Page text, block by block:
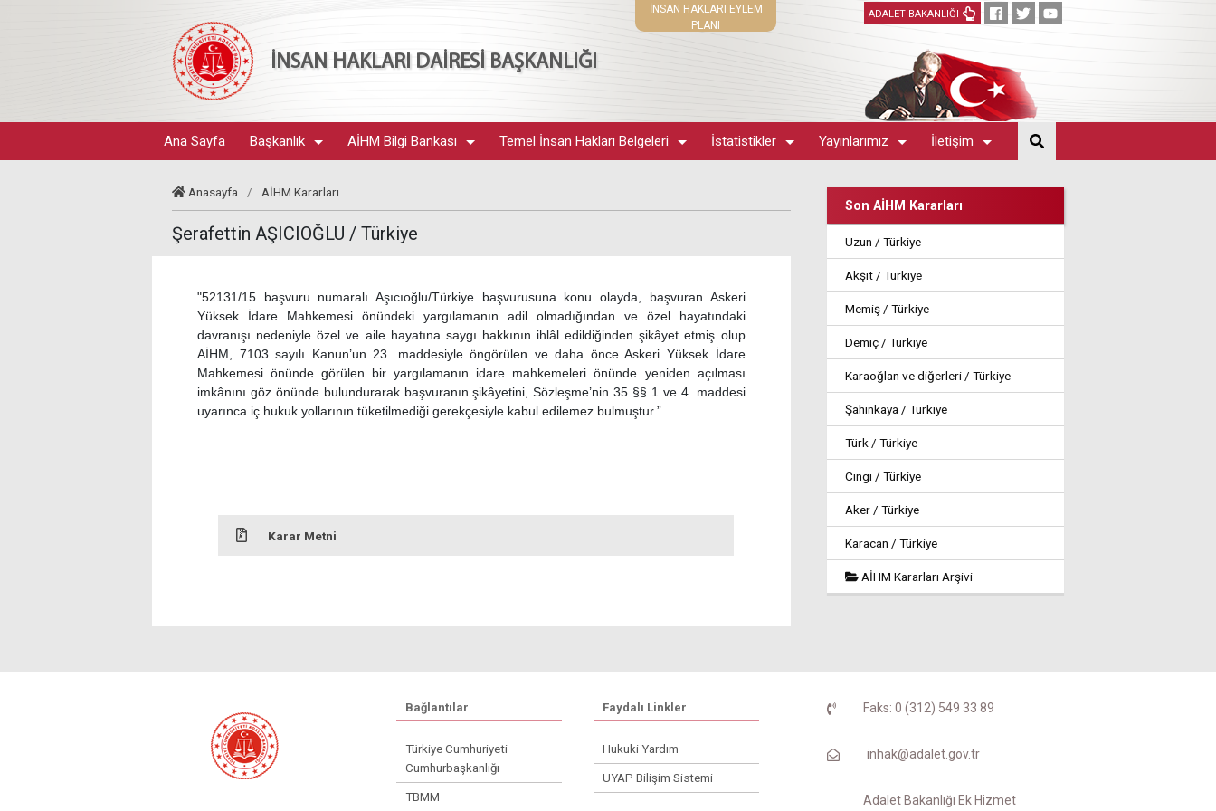
İNSAN HAKLARI DAİRESİ BAŞKANLIĞI
İNSAN HAKLARI EYLEM
PLANI
ADALET BAKANLIĞI
Ana Sayfa Başkanlık AİHM Bilgi Bankası Temel İnsan Hakları Belgeleri İstatistikler Yayınlarımız İletişim
Anasayfa / AİHM Kararları
Şerafettin AŞICIOĞLU / Türkiye
"52131/15 başvuru numaralı Aşıcıoğlu/Türkiye başvurusuna konu olayda, başvuran Askeri
Yüksek İdare Mahkemesi önündeki yargılamanın adil olmadığından ve özel hayatındaki
davranışı nedeniyle özel ve aile hayatına saygı hakkının ihlâl edildiğinden şikâyet etmiş olup
AİHM, 7103 sayılı Kanun’un 23. maddesiyle öngörülen ve daha önce Askeri Yüksek İdare
Mahkemesi önünde görülen bir yargılamanın idare mahkemeleri önünde yeniden açılması
imkânını göz önünde bulundurarak başvuranın şikâyetini, Sözleşme’nin 35 §§ 1 ve 4. maddesi
uyarınca iç hukuk yollarının tüketilmediği gerekçesiyle kabul edilemez bulmuştur.”
Karar Metni
Son AİHM Kararları
Uzun / Türkiye
Akşit / Türkiye
Memiş / Türkiye
Demiç / Türkiye
Karaoğlan ve diğerleri / Türkiye
Şahinkaya / Türkiye
Türk / Türkiye
Cıngı / Türkiye
Aker / Türkiye
Karacan / Türkiye
AİHM Kararları Arşivi
Bağlantılar
Türkiye Cumhuriyeti
Cumhurbaşkanlığı
TBMM
Faydalı Linkler
Hukuki Yardım
UYAP Bilişim Sistemi
Faks: 0 (312) 549 33 89
inhak@adalet.gov.tr
Adalet Bakanlığı Ek Hizmet